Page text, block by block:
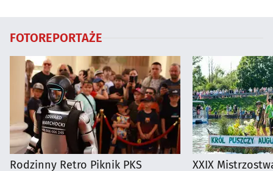
FOTOREPORTAŻE
Rodzinny Retro Piknik PKS XXIX